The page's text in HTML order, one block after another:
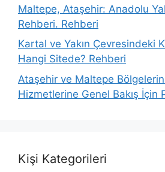
Maltepe, Ataşehir: Anadolu
Rehberi. Rehberi
Kartal ve Yakın Çevresindeki
Hangi Sitede? Rehberi
Ataşehir ve Maltepe
Hizmetlerine Genel Bakış İçin
Kişi Kategorileri